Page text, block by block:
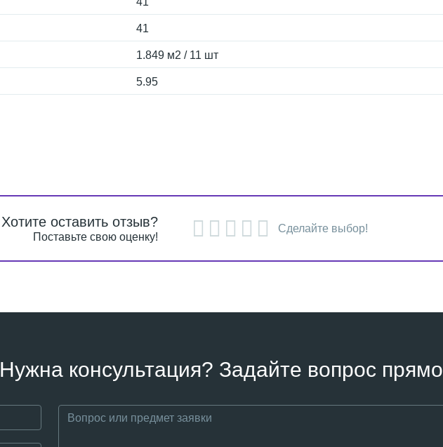
41
1.849 м2 / 11 шт
5.95
Хотите оставить отзыв?
Поставьте свою оценку!
Сделайте выбор!
Нужна консультация? Задайте вопрос